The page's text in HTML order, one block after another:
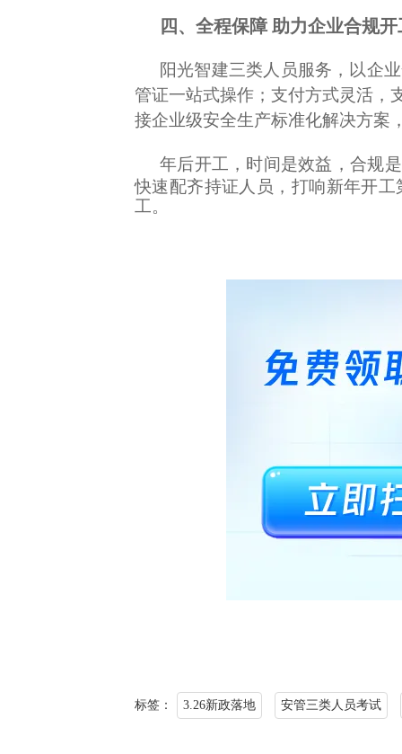
四 、全程保障 助力企业合规开
阳光智建三类人员服务，以企
管证一站式操作；支付方式灵活，
接企业级安全生产标准化解决方案
年后开工，时间是效益，合规
快速配齐持证人员，打响新年开
工。
标签： 3.26新政落地 安管三类人员考试